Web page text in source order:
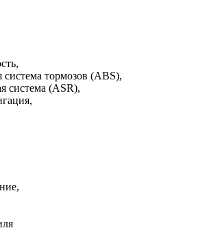
,
тормозов (ABS),
система (ASR),
,
,